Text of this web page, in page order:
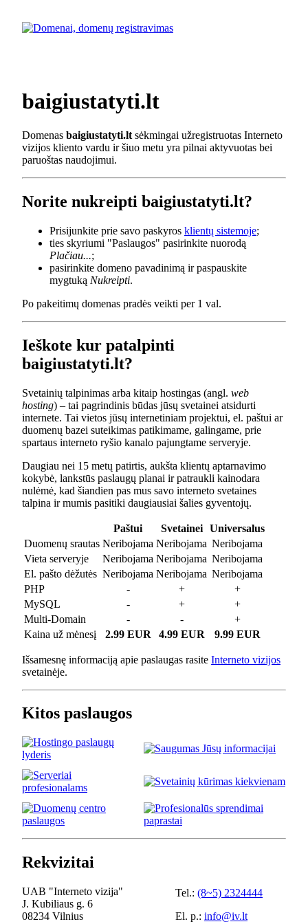
baigiustatyti.lt
Domenas baigiustatyti.lt sėkmingai užregistruotas Interneto
vizijos kliento vardu ir šiuo metu yra pilnai aktyvuotas bei
paruoštas naudojimui.
Norite nukreipti baigiustatyti.lt?
Prisijunkite prie savo paskyros klientų sistemoje;
ties skyriumi "Paslaugos" pasirinkite nuorodą
Plačiau...;
pasirinkite domeno pavadinimą ir paspauskite
mygtuką Nukreipti.
Po pakeitimų domenas pradės veikti per 1 val.
Ieškote kur patalpinti
baigiustatyti.lt?
Svetainių talpinimas arba kitaip hostingas (angl. web
hosting) – tai pagrindinis būdas jūsų svetainei atsidurti
internete. Tai vietos jūsų internetiniam projektui, el. paštui ar
duomenų bazei suteikimas patikimame, galingame, prie
spartaus interneto ryšio kanalo pajungtame serveryje.
Daugiau nei 15 metų patirtis, aukšta klientų aptarnavimo
kokybė, lankstūs paslaugų planai ir patraukli kainodara
nulėmė, kad šiandien pas mus savo interneto svetaines
talpina ir mumis pasitiki daugiausiai šalies gyventojų.
Paštui Svetainei
Universalus
Duomenų srautas Neribojama Neribojama Neribojama
Vieta serveryje
Neribojama Neribojama Neribojama
El. pašto dėžutės Neribojama Neribojama Neribojama
PHP
- +
+
MySQL
- +
+
Multi-Domain
- -
+
Kaina už mėnesį
2.99 EUR 4.99 EUR 9.99 EUR
Išsamesnę informaciją apie paslaugas rasite Interneto vizijos
svetainėje.
Kitos paslaugos
Rekvizitai
UAB "Interneto vizija"
J. Kubiliaus g. 6
08234 Vilnius
Tel.: (8~5) 2324444
El. p.: info@iv.lt